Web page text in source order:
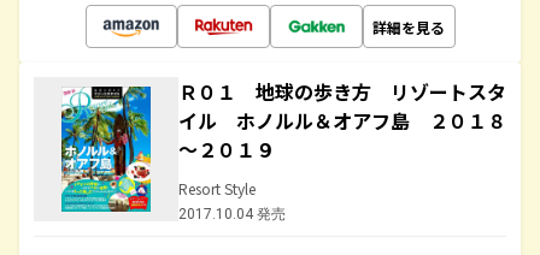
詳細を見る
Ｒ０１ 地球の歩き方 リゾートスタ
イル ホノルル＆オアフ島 ２０１８
～２０１９
Resort Style
2017.10.04 発売